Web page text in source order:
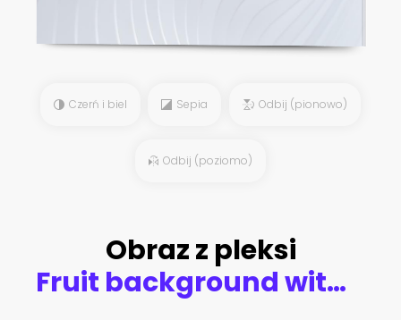
Czerń i biel Sepia Odbij (pionowo)
Odbij (poziomo)
Obraz z pleksi
Fruit background with pineapple, watermelon